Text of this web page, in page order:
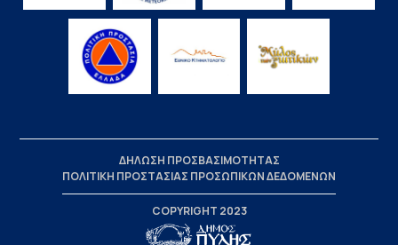
COPYRIGHT 2023
ΔΗΛΩΣΗ ΠΡΟΣΒΑΣΙΜΟΤΗΤΑΣ
ΠΟΛΙΤΙΚΗ ΠΡΟΣΤΑΣΙΑΣ ΠΡΟΣΩΠΙΚΩΝ ΔΕΔΟΜΕΝΩΝ